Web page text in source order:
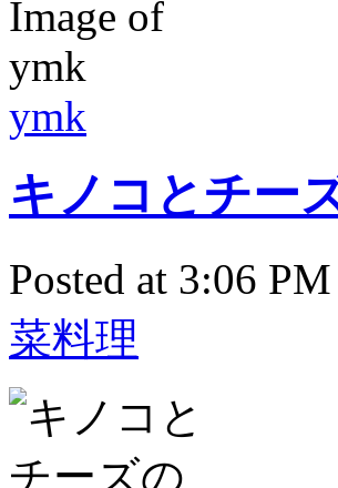
ymk
キノコとチー
Posted at 3:06
菜料理